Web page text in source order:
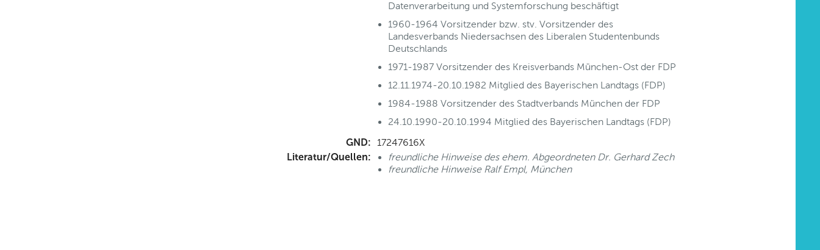
Datenverarbeitung und Systemforschung beschäftigt
1960-1964 Vorsitzender bzw. stv. Vorsitzender des
Landesverbands Niedersachsen des Liberalen Studentenbunds
Deutschlands
1971-1987 Vorsitzender des Kreisverbands München-Ost der FDP
12.11.1974-20.10.1982 Mitglied des Bayerischen Landtags (FDP)
1984-1988 Vorsitzender des Stadtverbands München der FDP
24.10.1990-20.10.1994 Mitglied des Bayerischen Landtags (FDP)
GND: 17247616X
Literatur/Quellen:
freundliche Hinweise des ehem. Abgeordneten Dr. Gerhard Zech
freundliche Hinweise Ralf Empl, München